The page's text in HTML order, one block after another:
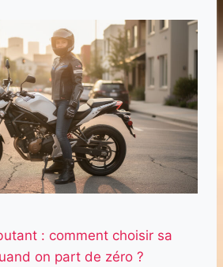
: comment choisir sa
on part de zéro ?